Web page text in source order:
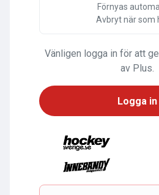
Förnyas
Avbryt när som
Vänligen logga in för att
av Plus.
Logga in